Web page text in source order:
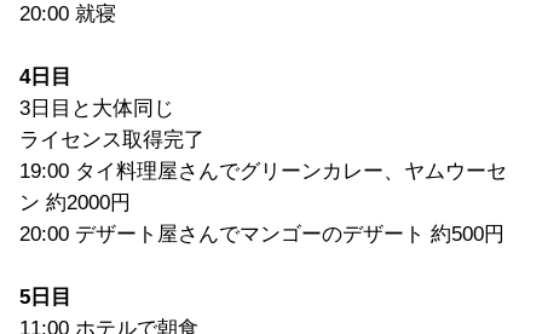
20:00 就寝
4日目
3日目と大体同じ
ライセンス取得完了
19:00 タイ料理屋さんでグリーンカレー、ヤムウーセ
ン 約2000円
20:00 デザート屋さんでマンゴーのデザート 約500円
5日目
11:00 ホテルで朝食